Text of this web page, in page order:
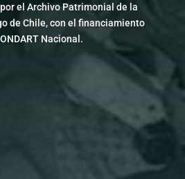
el Archivo Patrimonial de la
de Chile, con el financiamiento
Nacional.